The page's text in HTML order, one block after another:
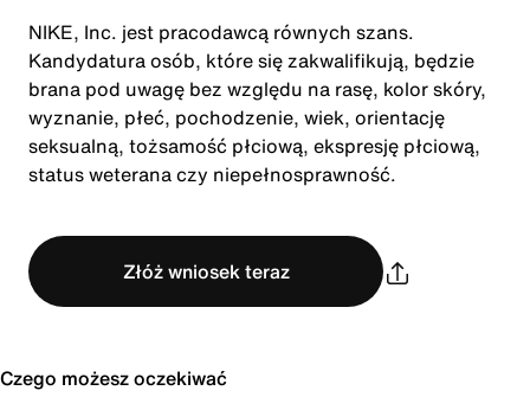
NIKE, Inc. jest pracodawcą równych szans.
Kandydatura osób, które się zakwalifikują, będzie
brana pod uwagę bez względu na rasę, kolor skóry,
wyznanie, płeć, pochodzenie, wiek, orientację
seksualną, tożsamość płciową, ekspresję płciową,
status weterana czy niepełnosprawność.
Złóż wniosek teraz
Czego możesz oczekiwać